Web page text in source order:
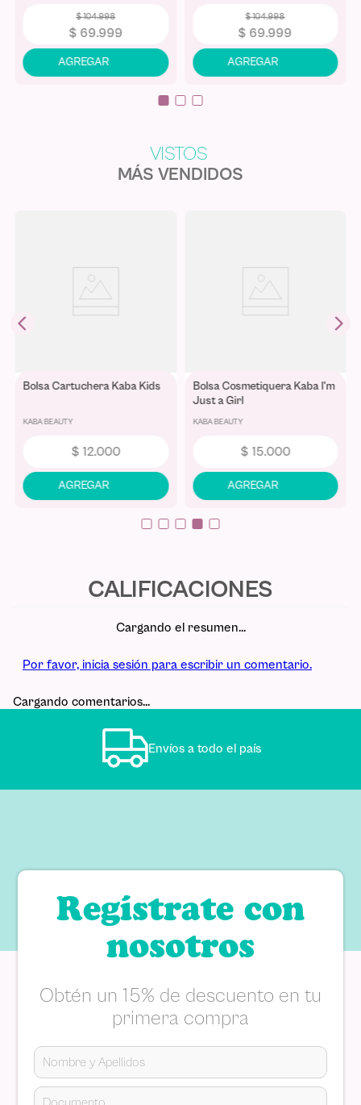
$104.998
$ 69.999
$104.998
$ 69.999
MÁS VENDIDOS
Bolsa Cartuchera Kaba Kids
KABA BEAUTY
$ 12.000
Bolsa Cosmetiquera Kaba I'm
Just a Girl
KABA BEAUTY
$ 15.000
Cargando el resumen…
Por favor, inicia sesión para escribir un comentario.
Cargando comentarios…
Envíos a todo el país
Regístrate con
nosotros
Obtén un 15% de descuento en tu
primera compra